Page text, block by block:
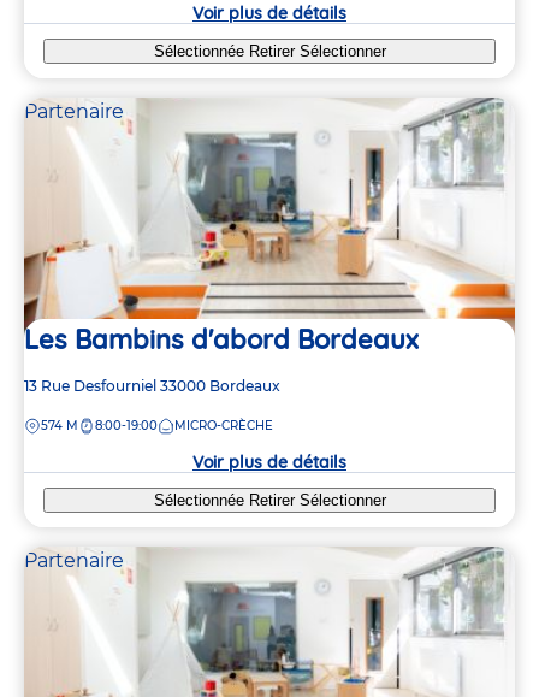
Voir plus de détails
Sélectionnée Retirer Sélectionner
Partenaire
Les Bambins d'abord Bordeaux
Adresse
la
13 Rue Desfourniel 33000 Bordeaux
DISTANCE
574 M 8:00-19:00 MICRO-CRÈCHE
Voir plus de détails
Sélectionnée Retirer Sélectionner
Partenaire